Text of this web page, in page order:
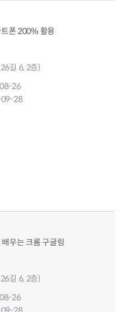
폰 200% 활용
길 6, 2층)
26
28
우는 크롬 구글링
길 6, 2층)
26